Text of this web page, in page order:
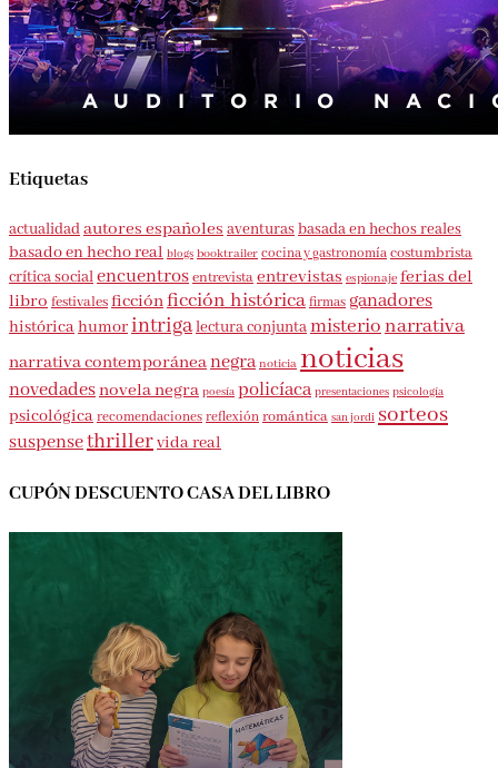
Etiquetas
actualidadautores españolesaventurasbasada en hechos reales
basado en hecho real blogs booktrailer cocina y gastronomíacostumbrista
crítica socialencuentrosentrevistaentrevistas espionaje ferias del
librofestivalesficciónficción histórica firmas ganadores
históricahumorintrigalectura conjuntamisterionarrativa
narrativa contemporáneanegra noticia noticias
novedadesnovela negra poesía policíaca presentaciones psicología
psicológica recomendaciones reflexión romántica san jordi sorteos
suspensethrillervida real
CUPÓN DESCUENTO CASA DEL LIBRO